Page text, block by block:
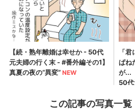
この記事の写真一覧